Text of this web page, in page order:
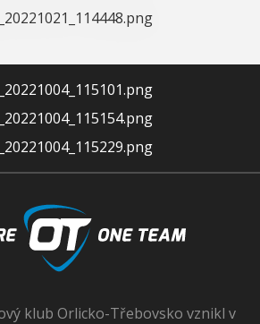
klub Orlicko-Třebovsko vznikl v